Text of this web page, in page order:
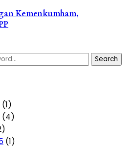
Kemenkumham,
Search
(1)
(4)
(1)